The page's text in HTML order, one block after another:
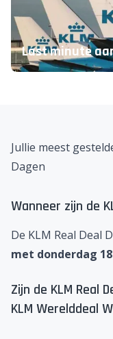
Last minute
Jullie meest
Dagen
Wanneer zijn de
De KLM Real Deal
met donderdag
Zijn de KLM Real
KLM Werelddeal